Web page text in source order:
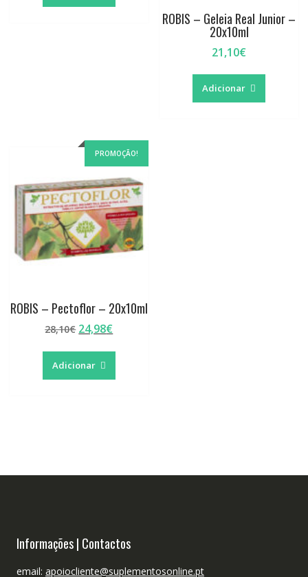
ROBIS – Geleia Real Junior –
20x10ml
21,10€
Adicionar
PROMOÇÃO!
ROBIS – Pectoflor – 20x10ml
28,10€ O
original
era:
24,98€O
Adicionar
Informações | Contactos
email: apoiocliente@suplementosonline.pt